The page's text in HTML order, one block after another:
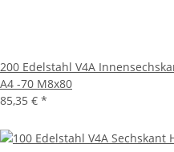
200 Edelstahl V4A
A4 -70 M8x80
85,35 € *